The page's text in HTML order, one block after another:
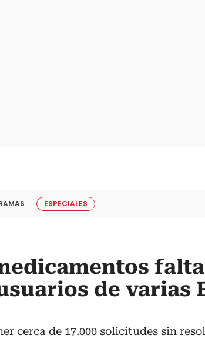
ESPECIALES
de varias
cerca de 17.000 solicitudes sin